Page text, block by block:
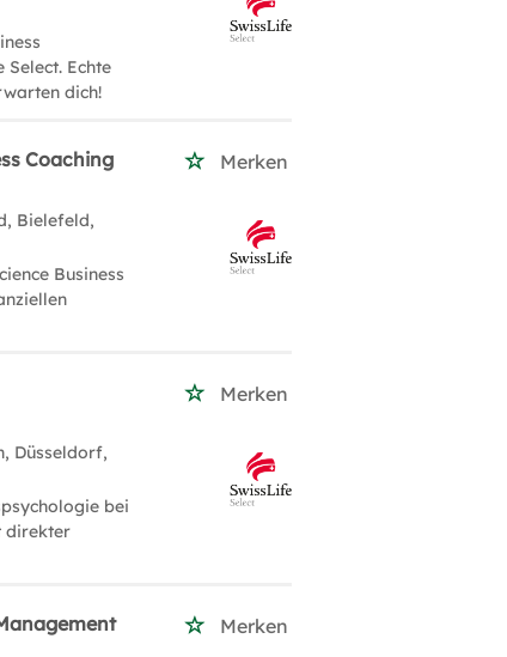
Echte
dich!
Coaching
Merken
Bielefeld,
Business
Merken
Düsseldorf,
bei
direkter
Merken